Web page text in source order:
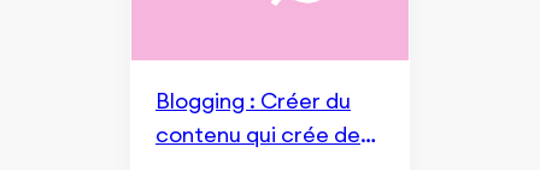
Blogging : Créer du
contenu qui crée des